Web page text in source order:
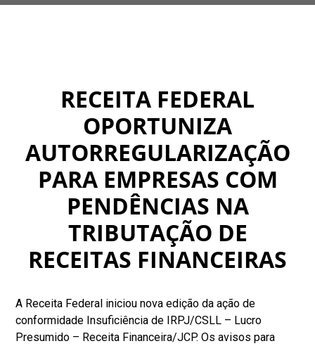
RECEITA FEDERAL
OPORTUNIZA
AUTORREGULARIZAÇÃO
PARA EMPRESAS COM
PENDÊNCIAS NA
TRIBUTAÇÃO DE
RECEITAS FINANCEIRAS
A Receita Federal iniciou nova edição da ação de
conformidade Insuficiência de IRPJ/CSLL – Lucro
Presumido – Receita Financeira/JCP. Os avisos para